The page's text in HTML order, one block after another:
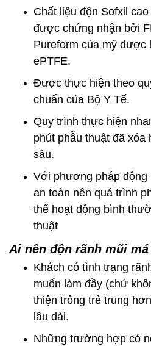
Chất liệu độn Sofxil
được chứng nhận bởi
Pureform của mỹ được
ePTFE.
Được thực hiện theo
chuẩn của Bộ Y Tế.
Quy trình thực hiện
phút phẫu thuật đã
sâu.
Với phương pháp động
an toàn nên quá trình
thể hoạt động bình
thuật
Ai nên độn rãnh mũi má
Khách có tình trạng
muốn làm đầy (chứ
thiện trông trẻ trung
lâu dài.
Những trường hợp có